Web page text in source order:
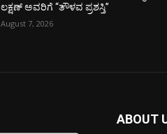
ಲಕ್ಷಣ್ ಅವರಿಗೆ “ತೌಳವ ಪ್ರಶಸ್ತಿ”
August 7, 2026
ABOUT